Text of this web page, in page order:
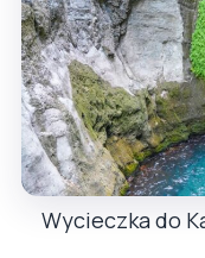
Wycieczka do